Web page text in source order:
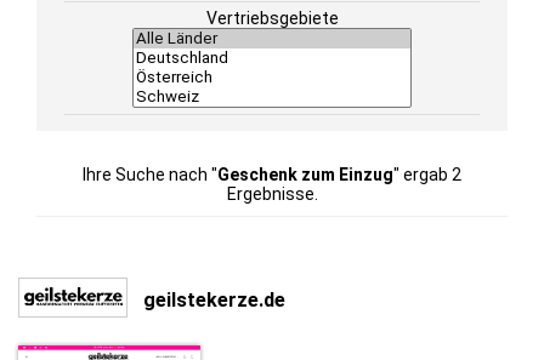
Vertriebsgebiete
Ihre Suche nach "Geschenk zum Einzug" ergab 2
Ergebnisse.
geilstekerze.de